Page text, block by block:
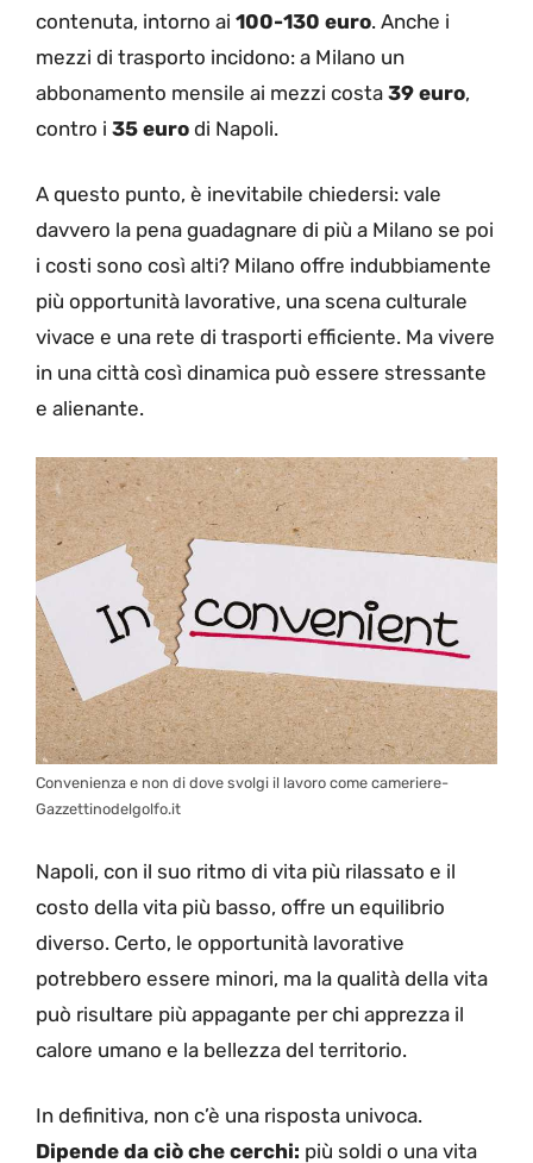
contenuta, intorno ai 100-130 euro. Anche i
mezzi di trasporto incidono: a Milano un
abbonamento mensile ai mezzi costa 39 euro,
contro i 35 euro di Napoli.
A questo punto, è inevitabile chiedersi: vale
davvero la pena guadagnare di più a Milano se poi
i costi sono così alti? Milano offre indubbiamente
più opportunità lavorative, una scena culturale
vivace e una rete di trasporti efficiente. Ma vivere
in una città così dinamica può essere stressante
e alienante.
Convenienza e non di dove svolgi il lavoro come cameriere-
Gazzettinodelgolfo.it
Napoli, con il suo ritmo di vita più rilassato e il
costo della vita più basso, offre un equilibrio
diverso. Certo, le opportunità lavorative
potrebbero essere minori, ma la qualità della vita
può risultare più appagante per chi apprezza il
calore umano e la bellezza del territorio.
In definitiva, non c’è una risposta univoca.
Dipende da ciò che cerchi: più soldi o una vita